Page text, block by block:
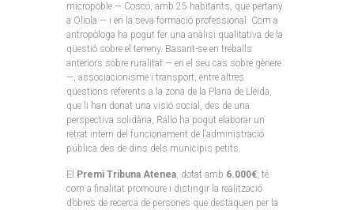
micropoble — Coscó, amb 25 habitants, que pertany
a Oliola — i en la seva formació professional. Com a
antropòloga ha pogut fer una anàlisi qualitativa de la
qüestió sobre el terreny. Basant-se en treballs
anteriors sobre ruralitat — en el seu cas sobre gènere
—, associacionisme i transport, entre altres
qüestions referents a la zona de la Plana de Lleida,
que li han donat una visió social, des de una
perspectiva solidària, Rallo ha pogut elaborar un
retrat intern del funcionament de l’administració
pública des de dins dels municipis petits.
El Premi Tribuna Atenea, dotat amb 6.000€, té
com a finalitat promoure i distingir la realització
d’obres de recerca de persones que destaquen per la